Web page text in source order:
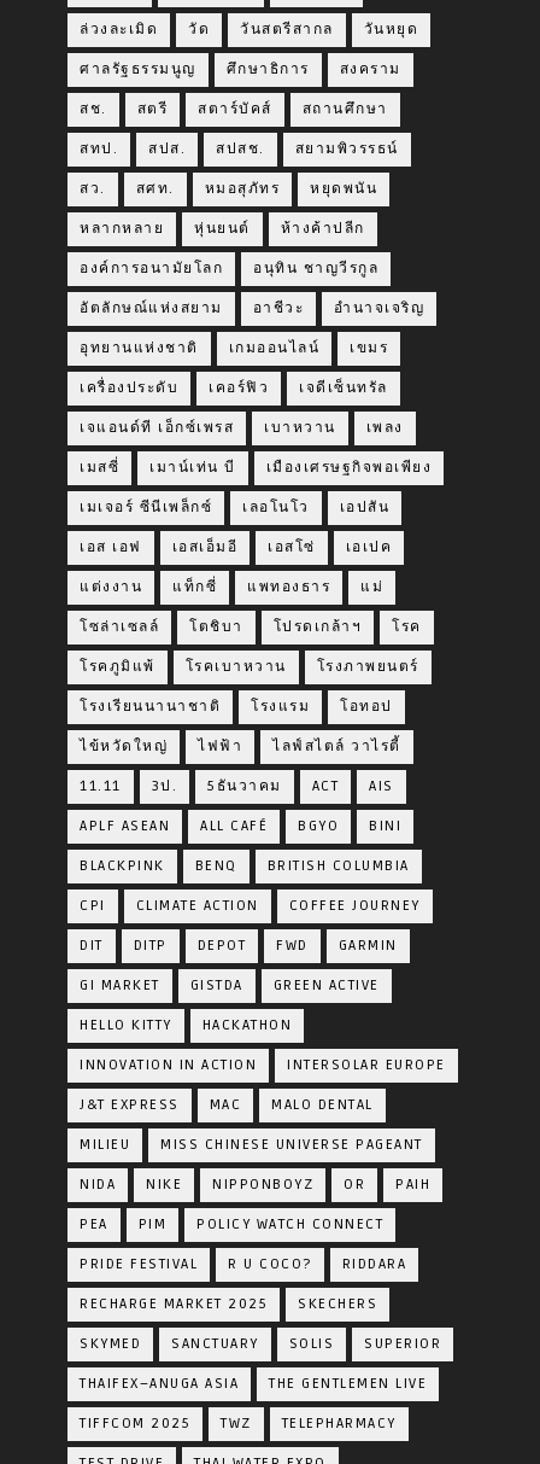
ล่วงละเมิด วัด วันสตรีสากล วันหยุด
ศาลรัฐธรรมนูญ ศึกษาธิการ สงคราม
สช. สตรี สตาร์บัคส์ สถานศึกษา
สทป. สปส. สปสช. สยามพิวรรธน์
สว. สศท. หมอสุภัทร หยุดพนัน
หลากหลาย หุ่นยนต์ ห้างค้าปลีก
องค์การอนามัยโลก อนุทิน ชาญวีรกูล
อัตลักษณ์แห่งสยาม อาชีวะ อำนาจเจริญ
อุทยานแห่งชาติ เกมออนไลน์ เขมร
เครื่องประดับ เคอร์ฟิว เจดีเซ็นทรัล
เจแอนด์ที เอ็กซ์เพรส เบาหวาน เพลง
เมสซี่ เมาน์เท่น บี เมืองเศรษฐกิจพอเพียง
เมเจอร์ ซีนีเพล็กซ์ เลอโนโว เอปสัน
เอส เอฟ เอสเอ็มอี เอสโซ่ เอเปค
แต่งงาน แท็กซี่ แพทองธาร แม่
โซล่าเซลล์ โตชิบา โปรดเกล้าฯ โรค
โรคภูมิแพ้ โรคเบาหวาน โรงภาพยนตร์
โรงเรียนนานาชาติ โรงแรม โอทอป
ไข้หวัดใหญ่ ไฟฟ้า ไลฟ์สไตล์ วาไรตี้
11.11 3ป. 5ธันวาคม ACT AIS
APLF ASEAN ALL CAFÉ BGYO BINI
BLACKPINK BENQ BRITISH COLUMBIA
CPI CLIMATE ACTION COFFEE JOURNEY
DIT DITP DEPOT FWD GARMIN
GI MARKET GISTDA GREEN ACTIVE
HELLO KITTY HACKATHON
INNOVATION IN ACTION INTERSOLAR EUROPE
J&T EXPRESS MAC MALO DENTAL
MILIEU MISS CHINESE UNIVERSE PAGEANT
NIDA NIKE NIPPONBOYZ OR PAIH
PEA PIM POLICY WATCH CONNECT
PRIDE FESTIVAL R U COCO? RIDDARA
RECHARGE MARKET 2025 SKECHERS
SKYMED SANCTUARY SOLIS SUPERIOR
THAIFEX–ANUGA ASIA THE GENTLEMEN LIVE
TIFFCOM 2025 TWZ TELEPHARMACY